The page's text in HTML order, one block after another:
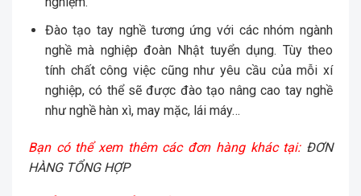
Đào tạo tay nghề tương ứng với các nhóm ngành
nghề mà nghiệp đoàn Nhật tuyển dụng. Tùy theo
tính chất công việc cũng như yêu cầu của mỗi xí
nghiệp, có thể sẽ được đào tạo nâng cao tay nghề
như nghề hàn xì, may mặc, lái máy…
Bạn có thể xem thêm các đơn hàng khác tại:ĐƠN
HÀNG TỔNG HỢP